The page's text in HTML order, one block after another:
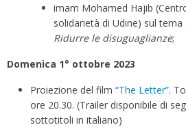
imam Mohamed Hajib
solidarietà di Udine) sul tema
Ridurre le disuguaglianze;
Domenica 1° ottobre 2023
Proiezione del film “The Letter”.
ore 20.30. (Trailer disponibile di
sottotitoli in italiano)